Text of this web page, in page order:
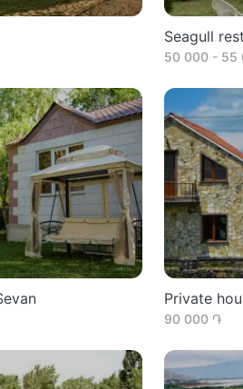
Seagull rest
50 000 - 55
Private
90 000 ֏